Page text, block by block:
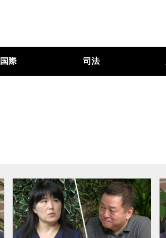
国際 司法